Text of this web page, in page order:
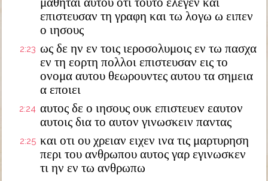
επιστευσαν τη γραφη και τω λογω ω ειπεν
ο ιησους
2:23 ως δε ην εν τοις ιεροσολυμοις εν τω πασχα
εν τη εορτη πολλοι επιστευσαν εις το
ονομα αυτου θεωρουντες αυτου τα σημεια
α εποιει
2:24 αυτος δε ο ιησους ουκ επιστευεν εαυτον
αυτοις δια το αυτον γινωσκειν παντας
2:25 και οτι ου χρειαν ειχεν ινα τις μαρτυρηση
περι του ανθρωπου αυτος γαρ εγινωσκεν
τι ην εν τω ανθρωπω